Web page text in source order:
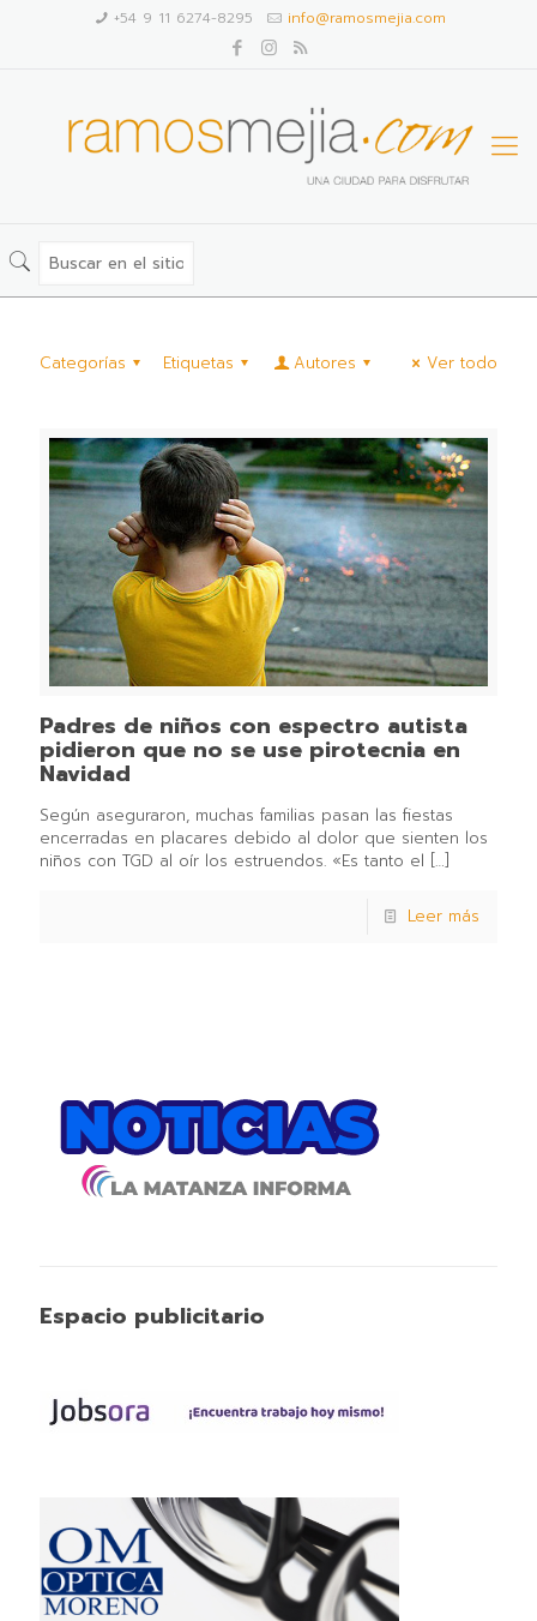
+54 9 11 6274-8295 info@ramosmejia.com
Categorías Etiquetas Autores Ver todo
Padres de niños con espectro autista
pidieron que no se use pirotecnia en
Navidad
Según aseguraron, muchas familias pasan las fiestas
encerradas en placares debido al dolor que sienten los
niños con TGD al oír los estruendos. «Es tanto el […]
Leer más
Espacio publicitario